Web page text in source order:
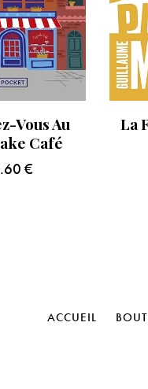
Vous Au
Café
€
La
ACCUEIL